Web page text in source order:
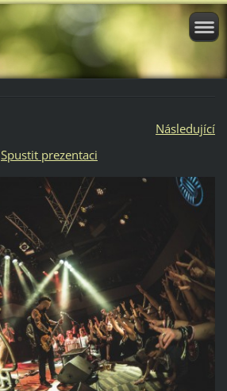
Následující
Spustit prezentaci